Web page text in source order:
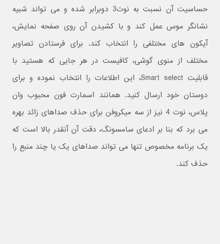
حساسیت آن نسبت به نوت3 دوبرابر شده و می تواند شبیه
نشانگر موس عمل کند و با کشیدن آن روی صفحه نمایش،
آیکون های مختلفی را انتخاب کند. برای فرستادن تصاویر
مختلف از منوی گوشی، کافیست در هر جایی که هستید با
قابلیت Smart select، این اطلاعات را انتخاب نموده و برای
دوستان خود ارسال کنید. همانند اسمارت فون محبوب وان
پلاس، نوت 4 نیز از سه میکروفن برای حذف صداهای زائد بهره
می برد که بنا بر ادعای سامسونگ، دقت آن آنقدر بالا است که
یک برنامه مخصوص تنها می تواند صداهای یک یا چند منبع را
حذف کند.